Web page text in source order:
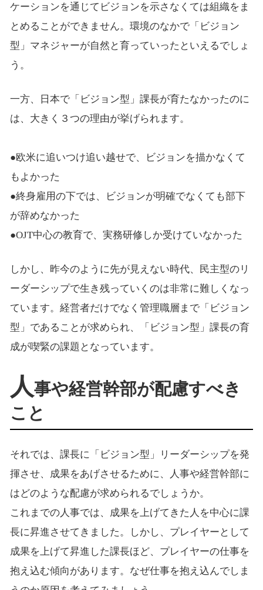
ケーションを通じてビジョンを示さなくては組織をま
とめることができません。環境のなかで「ビジョン
型」マネジャーが自然と育っていったといえるでしょ
う。
一方、日本で「ビジョン型」課長が育たなかったのに
は、大きく３つの理由が挙げられます。
●欧米に追いつけ追い越せで、ビジョンを描かなくて
もよかった
●終身雇用の下では、ビジョンが明確でなくても部下
が辞めなかった
●OJT中心の教育で、実務研修しか受けていなかった
しかし、昨今のように先が見えない時代、民主型のリ
ーダーシップで生き残っていくのは非常に難しくなっ
ています。経営者だけでなく管理職層まで「ビジョン
型」であることが求められ、「ビジョン型」課長の育
成が喫緊の課題となっています。
人事や経営幹部が配慮すべき
こと
それでは、課長に「ビジョン型」リーダーシップを発
揮させ、成果をあげさせるために、人事や経営幹部に
はどのような配慮が求められるでしょうか。
これまでの人事では、成果を上げてきた人を中心に課
長に昇進させてきました。しかし、プレイヤーとして
成果を上げて昇進した課長ほど、プレイヤーの仕事を
抱え込む傾向があります。なぜ仕事を抱え込んでしま